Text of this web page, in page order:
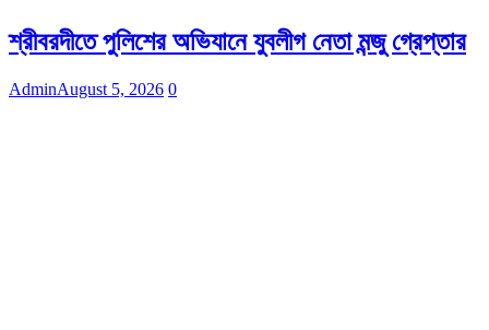
শ্রীবরদীতে পুলিশের অভিযানে যুবলীগ নেতা মন্জু গ্রেপ্তার
AdminAugust 5, 2026 0